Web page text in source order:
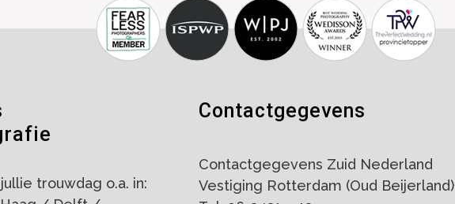
trouwdag o.a. in:
Contactgegevens
Contactgegevens Zuid Nederland
Vestiging Rotterdam (Oud Beijerland)